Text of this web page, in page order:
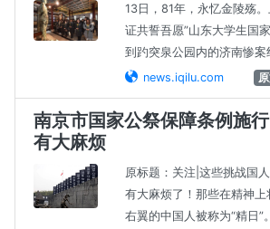
13日，81年，永忆金陵殇
证共誓吾愿”山东大学生国
到趵突泉公园内的济南惨
news.iqilu.com
南京市国家公祭保障条例施
有大麻烦
原标题：关注|这些挑战国
有大麻烦了！那些在精神
右翼的中国人被称为“精日”